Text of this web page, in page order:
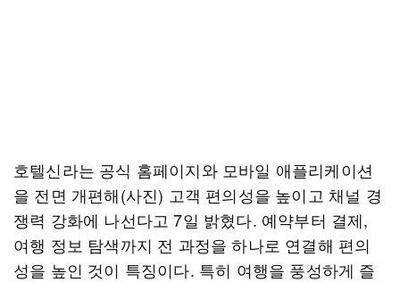
호텔신라는 공식 홈페이지와 모바일 애플리케이션
을 전면 개편해(사진) 고객 편의성을 높이고 채널 경
쟁력 강화에 나선다고 7일 밝혔다. 예약부터 결제,
여행 정보 탐색까지 전 과정을 하나로 연결해 편의
성을 높인 것이 특징이다. 특히 여행을 풍성하게 즐